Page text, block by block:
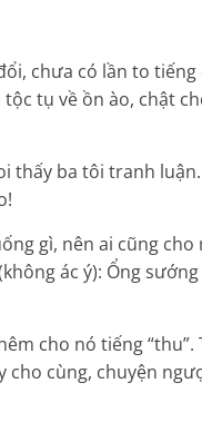
chưa có lần to tiếng
tụ về ồn ào, chật
thấy ba tôi tranh
gì, nên ai cũng cho
ác ý): Ổng
nhìn
cho nó tiếng “thu”.
cho cùng, chuyện